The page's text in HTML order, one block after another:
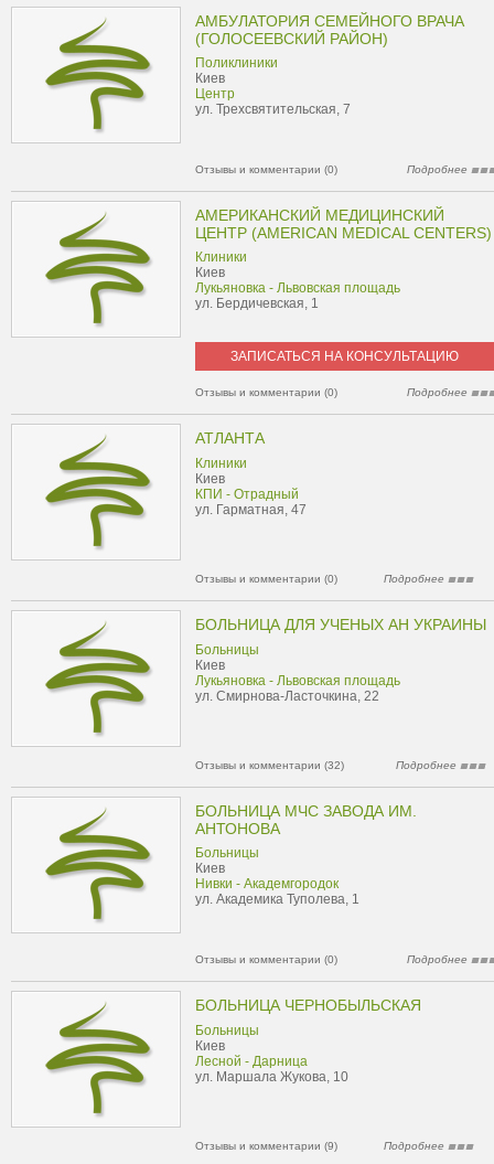
АМБУЛАТОРИЯ СЕМЕЙНОГО ВРАЧА
(ГОЛОСЕЕВСКИЙ РАЙОН)
Поликлиники
Киев
Центр
ул. Трехсвятительская, 7
Отзывы и комментарии (0) Подробнее
АМЕРИКАНСКИЙ МЕДИЦИНСКИЙ
ЦЕНТР (AMERICAN MEDICAL CENTERS)
Клиники
Киев
Лукьяновка - Львовская площадь
ул. Бердичевская, 1
ЗАПИСАТЬСЯ НА КОНСУЛЬТАЦИЮ
Отзывы и комментарии (0) Подробнее
АТЛАНТА
Клиники
Киев
КПИ - Отрадный
ул. Гарматная, 47
Отзывы и комментарии (0) Подробнее
БОЛЬНИЦА ДЛЯ УЧЕНЫХ АН УКРАИНЫ
Больницы
Киев
Лукьяновка - Львовская площадь
ул. Смирнова-Ласточкина, 22
Отзывы и комментарии (32) Подробнее
БОЛЬНИЦА МЧС ЗАВОДА ИМ.
АНТОНОВА
Больницы
Киев
Нивки - Академгородок
ул. Академика Туполева, 1
Отзывы и комментарии (0) Подробнее
БОЛЬНИЦА ЧЕРНОБЫЛЬСКАЯ
Больницы
Киев
Лесной - Дарница
ул. Маршала Жукова, 10
Отзывы и комментарии (9) Подробнее